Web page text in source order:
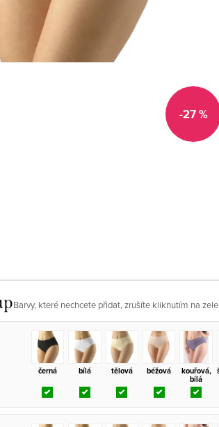
-27 %
Barvy, které nechcete přidat, zrušíte kliknutím na
černá bílá tělová béžová kouřová,
bílá